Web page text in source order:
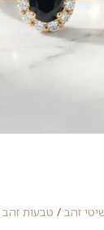
זהב / טבעות זהב